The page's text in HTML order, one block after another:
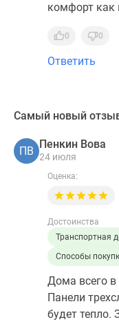
комфорт как
0 0
Ответить
Самый новый
ПВ
Пенкин Вова
24 июля
Оценка:
Достоинства
Транспортная
Способы
Дома всего в
Панели
будет тепло.